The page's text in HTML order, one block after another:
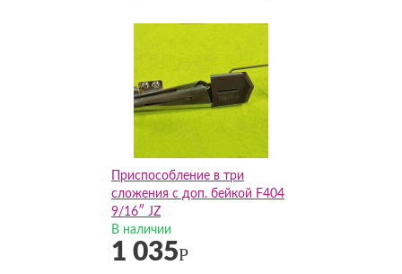
Приспособление в три
сложения с доп. бейкой F404
9/16″ JZ
В наличии
1 035Р